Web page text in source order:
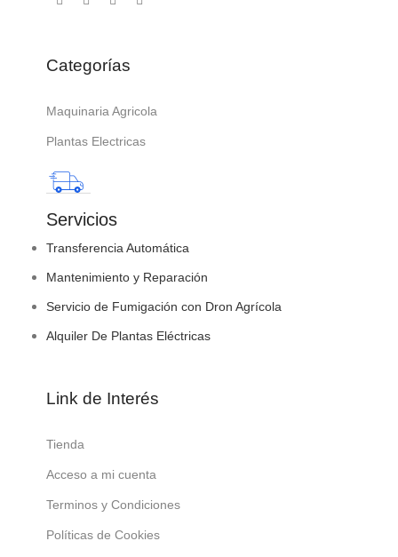
Categorías
Maquinaria Agricola
Plantas Electricas
Servicios
Transferencia Automática
Mantenimiento y Reparación
Servicio de Fumigación con Dron Agrícola
Alquiler De Plantas Eléctricas
Link de Interés
Tienda
Acceso a mi cuenta
Terminos y Condiciones
Políticas de Cookies